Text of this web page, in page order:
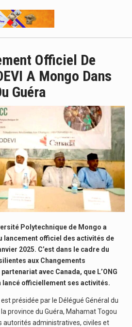
Officiel De
A Mongo Dans
Guéra
Polytechnique de Mongo a
lancement officiel des activités de
2025. C’est dans le cadre du
aux Changements
avec Canada, que L’ONG
lancé officiellement ses activités.
présidée par le Délégué Général du
province du Guéra, Mahamat Togou
autorités administratives, civiles et